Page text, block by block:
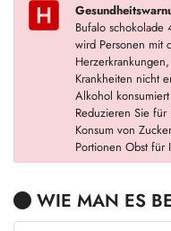
Bufalo
wird Personen mit
Krankheiten nicht
Alkohol
Reduzieren Sie
Konsum von
Portionen Obst für
WIE MAN ES